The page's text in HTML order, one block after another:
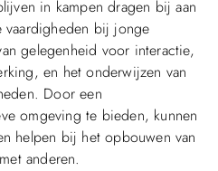
in kampen dragen bij aan
vaardigheden bij jonge
gelegenheid voor interactie,
en het onderwijzen van
Door een
omgeving te bieden, kunnen
helpen bij het opbouwen van
anderen.